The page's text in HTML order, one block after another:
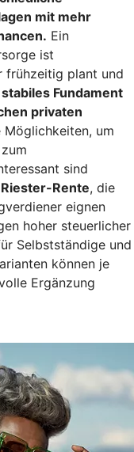
mit mehr
Ein
ist
frühzeitig plant und
stabiles Fundament
privaten
um
sind
Riester-Rente, die
eignen
hoher steuerlicher
Selbstständige und
können je
Ergänzung